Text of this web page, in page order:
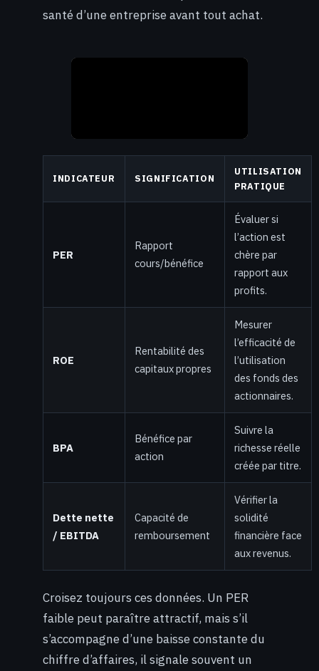
santé d’une entreprise avant tout achat.
INDICATEUR SIGNIFICATION
UTILISATION
PRATIQUE
PER
Rapport
cours/bénéfice
Évaluer si
l’action est
chère par
rapport aux
profits.
ROE
Rentabilité des
capitaux propres
Mesurer
l’efficacité de
l’utilisation
des fonds des
actionnaires.
BPA
Bénéfice par
action
Suivre la
richesse réelle
créée par titre.
Dette nette
/ EBITDA
Capacité de
remboursement
Vérifier la
solidité
financière face
aux revenus.
Croisez toujours ces données. Un PER
faible peut paraître attractif, mais s’il
s’accompagne d’une baisse constante du
chiffre d’affaires, il signale souvent un